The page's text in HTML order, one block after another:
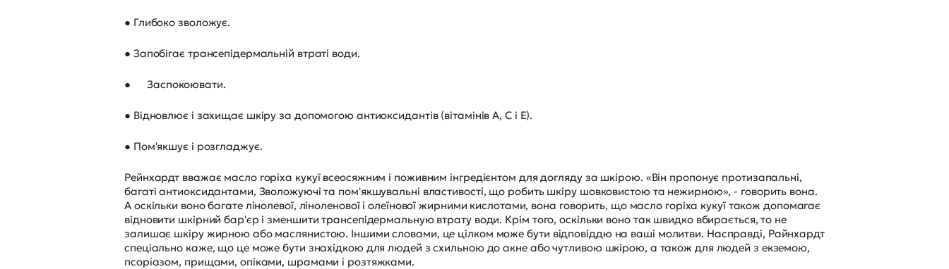
● Глибоко зволожує.
● Запобігає трансепідермальній втраті води.
● Заспокоювати.
● Відновлює і захищає шкіру за допомогою антиоксидантів (вітамінів A, C і E).
● Пом'якшує і розгладжує.
Рейнхардт вважає масло горіха кукуї всеосяжним і поживним інгредієнтом для догляду за шкірою. «Він пропонує протизапальні,
багаті антиоксидантами, Зволожуючі та пом'якшувальні властивості, що робить шкіру шовковистою та нежирною», - говорить вона.
А оскільки воно багате лінолевої, ліноленової і олеїнової жирними кислотами, вона говорить, що масло горіха кукуї також допомагає
відновити шкірний бар'єр і зменшити трансепідермальную втрату води. Крім того, оскільки воно так швидко вбирається, то не
залишає шкіру жирною або маслянистою. Іншими словами, це цілком може бути відповіддю на ваші молитви. Насправді, Райнхардт
спеціально каже, що це може бути знахідкою для людей з схильною до акне або чутливою шкірою, а також для людей з екземою,
псоріазом, прищами, опіками, шрамами і розтяжками.